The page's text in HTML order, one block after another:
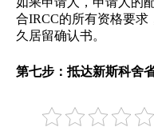
合IRCC的所有资格要求
久居留确认书。
第七步：抵达新斯科舍